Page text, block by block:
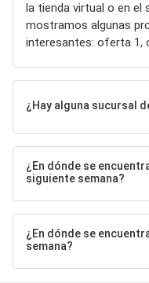
la tienda virtual o en el
mostramos algunas
interesantes: oferta 1,
¿Hay alguna sucursal
¿En dónde se
siguiente semana?
¿En dónde se
semana?